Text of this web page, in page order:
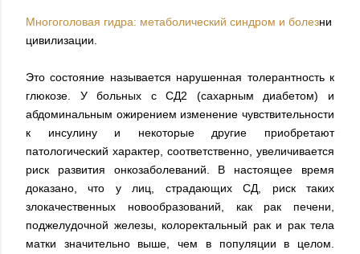
Многоголовая гидра: метаболический синдром и болезни
цивилизации.
Это состояние называется нарушенная толерантность к
глюкозе. У больных с СД2 (сахарным диабетом) и
абдоминальным ожирением изменение чувствительности
к инсулину и некоторые другие приобретают
патологический характер, соответственно, увеличивается
риск развития онкозаболеваний. В настоящее время
доказано, что у лиц, страдающих СД, риск таких
злокачественных новообразований, как рак печени,
поджелудочной железы, колоректальный рак и рак тела
матки значительно выше, чем в популяции в целом.